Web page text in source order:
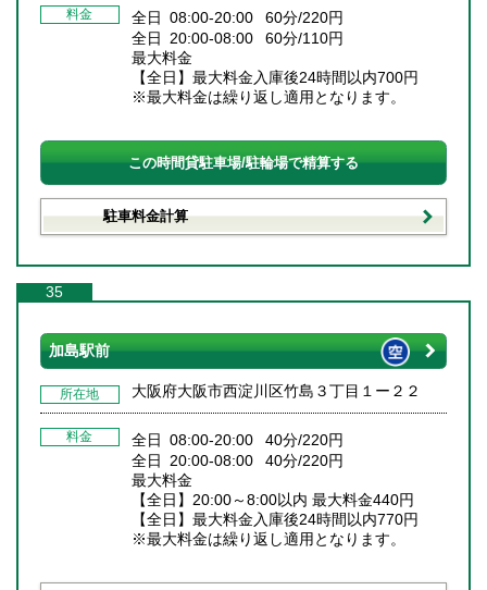
料金
全日 08:00-20:00 60分/220円
全日 20:00-08:00 60分/110円
最大料金
【全日】最大料金入庫後24時間以内700円
※最大料金は繰り返し適用となります。
この時間貸駐車場/駐輪場で精算する
駐車料金計算
35
加島駅前
所在地 大阪府大阪市西淀川区竹島３丁目１ー２２
料金
全日 08:00-20:00 40分/220円
全日 20:00-08:00 40分/220円
最大料金
【全日】20:00～8:00以内 最大料金440円
【全日】最大料金入庫後24時間以内770円
※最大料金は繰り返し適用となります。